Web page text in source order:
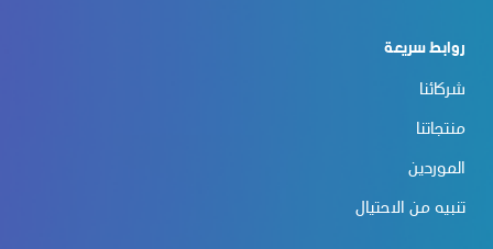
روابط سريعة
شركائنا
منتجاتنا
الموردين
تنبيه من الاحتيال